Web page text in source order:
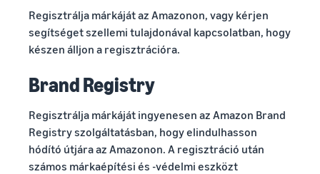
Regisztrálja márkáját az Amazonon, vagy kérjen
segítséget szellemi tulajdonával kapcsolatban, hogy
készen álljon a regisztrációra.
Brand Registry
Regisztrálja márkáját ingyenesen az Amazon Brand
Registry szolgáltatásban, hogy elindulhasson
hódító útjára az Amazonon. A regisztráció után
számos márkaépítési és -védelmi eszközt